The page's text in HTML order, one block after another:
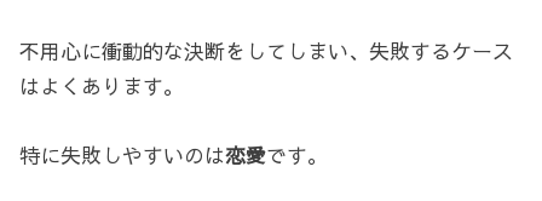
不用心に衝動的な決断をしてしまい、失敗するケース
はよくあります。
特に失敗しやすいのは恋愛です。